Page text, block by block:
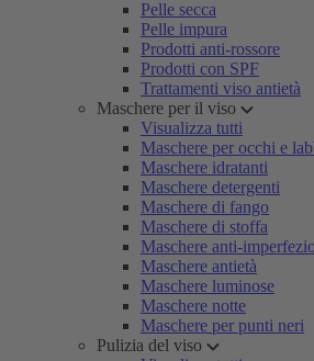
Pelle secca
Pelle impura
Prodotti anti-rossore
Prodotti con SPF
Trattamenti viso antietà
Maschere per il viso
Visualizza tutti
Maschere per occhi e
Maschere idratanti
Maschere detergenti
Maschere di fango
Maschere di stoffa
Maschere anti-
Maschere antietà
Maschere luminose
Maschere notte
Maschere per punti neri
Pulizia del viso